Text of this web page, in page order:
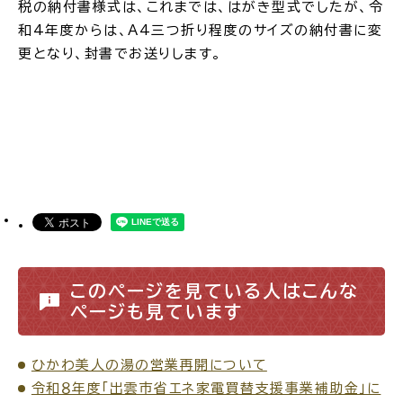
公共施設
ごみ出しおたすけア
各種申請書・
様式ダ
税の納付書様式は、これまでは、はがき型式でしたが、令
和4年度からは、A4三つ折り程度のサイズの納付書に変
更となり、封書でお送りします。
このページを見ている人はこんな
ページも見ています
ひかわ美人の湯の営業再開について
令和８年度「出雲市省エネ家電買替支援事業補助金」に